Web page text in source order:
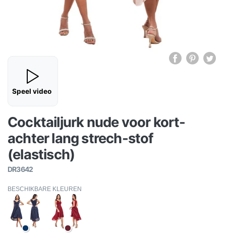
Speel video
Cocktailjurk nude voor kort-
achter lang strech-stof
(elastisch)
DR3642
BESCHIKBARE KLEUREN